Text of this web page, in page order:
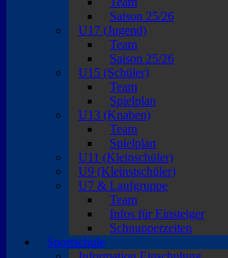
Saison 25/26
U17 (Jugend)
Team
Saison 25/26
U15 (Schüler)
Team
Spielplan
U13 (Knaben)
Team
Spielplan
U11 (Kleinschüler)
U9 (Kleinstschüler)
U7 & Laufgruppe
Team
Infos für Einsteiger
Schnupperzeiten
Sportschule